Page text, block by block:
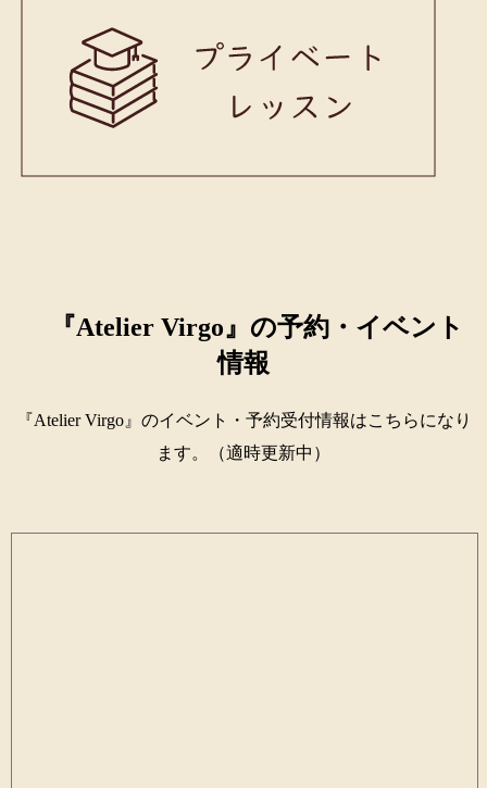
『Atelier Virgo』の予約・イベント
情報
『Atelier Virgo』のイベント・予約受付情報はこちらになり
ます。（適時更新中）